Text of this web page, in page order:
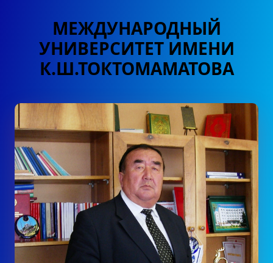
МЕЖДУНАРОДНЫЙ
УНИВЕРСИТЕТ ИМЕНИ
К.Ш.ТОКТОМАМАТОВА